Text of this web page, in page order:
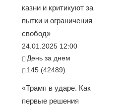
казни и критикуют за
пытки и ограничения
свобод»
24.01.2025 12:00
День за днем
145 (42489)
«Трамп в ударе. Как
первые решения